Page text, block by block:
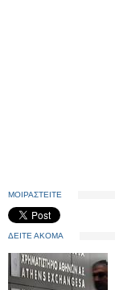
ΜΟΙΡΑΣΤΕΙΤΕ
ΔΕΙΤΕ ΑΚΟΜΑ